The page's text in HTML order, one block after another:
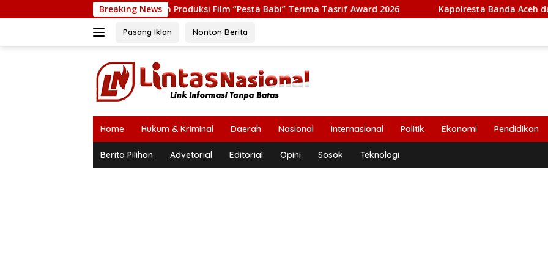
ke
Breaking News
Yunus dan Tim Produksi Film “Pesta Babi” Terima Tasrif Award 2026 Kapolresta Banda Aceh dan Kasat Narkoba
Pasang Iklan Nonton Berita
Home Hukum & Kriminal Daerah Nasional Internasional Politik Ekonomi Pendidikan
Berita Pilihan Advetorial Editorial Opini Sosok Teknologi